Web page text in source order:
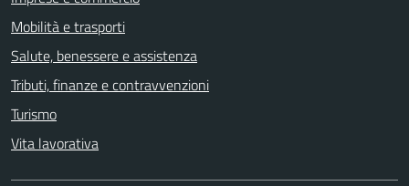
Mobilità e trasporti
Salute, benessere e assistenza
Tributi, finanze e contravvenzioni
Turismo
Vita lavorativa